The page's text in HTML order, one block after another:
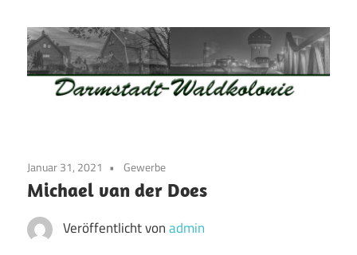
Inhalt
springen
Darmstadt
Altstadt
der
Weststadt
–
Januar 31, 2021 Gewerbe
Michael van der Does
Veröffentlicht vonadmin